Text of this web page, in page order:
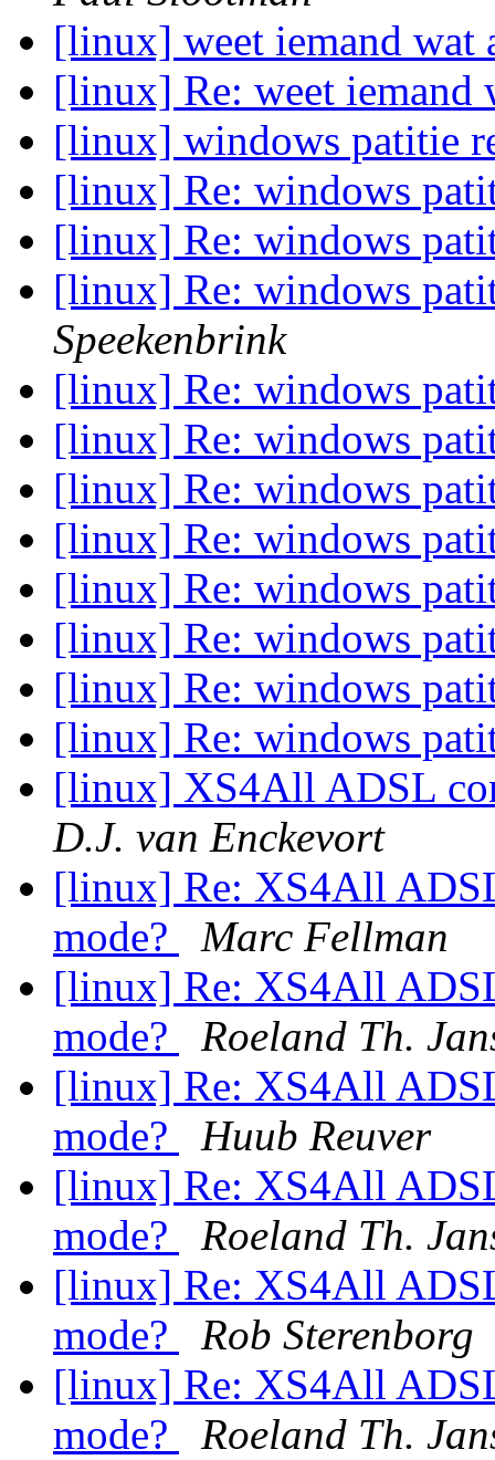
[linux] weet iemand wat
[linux] Re: weet iemand
[linux] windows patitie
[linux] Re: windows
[linux] Re: windows
[linux] Re: windows
Speekenbrink
[linux] Re: windows
[linux] Re: windows
[linux] Re: windows
[linux] Re: windows
[linux] Re: windows
[linux] Re: windows
[linux] Re: windows
[linux] Re: windows
[linux] XS4All ADSL
D.J. van Enckevort
[linux] Re: XS4All
mode?
Marc Fellman
[linux] Re: XS4All
mode?
Roeland Th.
[linux] Re: XS4All
mode?
Huub Reuver
[linux] Re: XS4All
mode?
Roeland Th.
[linux] Re: XS4All
mode?
Rob Sterenborg
[linux] Re: XS4All
mode?
Roeland Th.